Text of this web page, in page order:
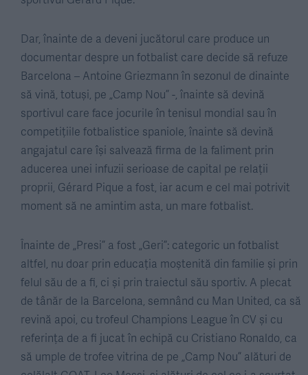
Dar, înainte de a deveni jucătorul care produce un
documentar despre un fotbalist care decide să refuze
Barcelona – Antoine Griezmann în sezonul de dinainte
să vină, totuși, pe „Camp Nou” -, înainte să devină
sportivul care face jocurile în tenisul mondial sau în
competițiile fotbalistice spaniole, înainte să devină
angajatul care își salvează firma de la faliment prin
aducerea unei infuzii serioase de capital pe relații
proprii, Gérard Pique a fost, iar acum e cel mai potrivit
moment să ne amintim asta, un mare fotbalist.
Înainte de „Presi” a fost „Geri”: categoric un fotbalist
altfel, nu doar prin educația moștenită din familie și prin
felul său de a fi, ci și prin traiectul său sportiv. A plecat
de tânăr de la Barcelona, semnând cu Man United, ca să
revină apoi, cu trofeul Champions League în CV și cu
referința de a fi jucat în echipă cu Cristiano Ronaldo, ca
să umple de trofee vitrina de pe „Camp Nou” alături de